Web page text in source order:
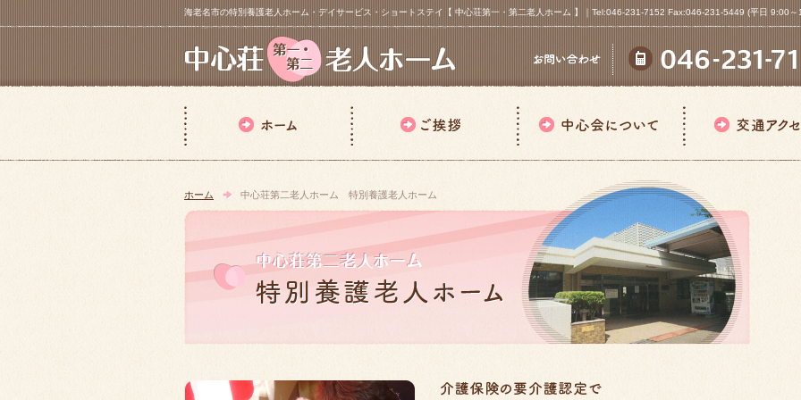
海老名市の特別養護老人ホーム・デイサービス・ショートステイ【 中心荘第一・第二老人ホーム 】｜Tel:046-231-7152 Fax:046-231-5449 (平日 9:00
ホーム 中心荘第二老人ホーム 特別養護老人ホーム